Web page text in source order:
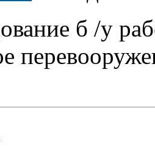
б /у